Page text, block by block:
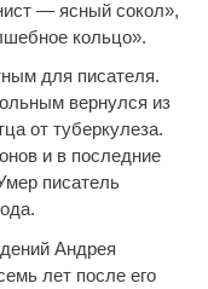
— ясный сокол»,
кольцо».
для писателя.
вернулся из
от туберкулеза.
и в последние
писатель
Андрея
лет после его